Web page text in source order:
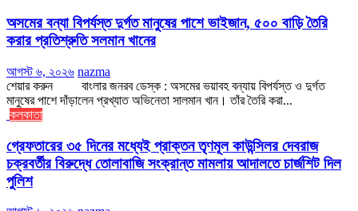
অসমের বন্যা বিপর্যস্ত দুর্গত মানুষের পাশে ভাইজান, ৫০০ বাড়ি তৈরি
করার প্রতিশ্রুতি সলমান খানের
আগস্ট ৬, ২০২৬ nazma
শেয়ার করুন বাংলার জনরব ডেস্ক : অসমের ভয়াবহ বন্যায় বিপর্যস্ত ও দুর্গত
মানুষের পাশে দাঁড়ালেন প্রখ্যাত অভিনেতা সালমান খান। তাঁর তৈরি করা...
কলকাতা
গ্রেফতারের ৩৫ দিনের মধ্যেই প্রাক্তন তৃণমূল কাউন্সিলর দেবরাজ
চক্রবর্তীর বিরুদ্ধে তোলাবাজি সংক্রান্ত মামলায় আদালতে চার্জশিট দিল
পুলিশ